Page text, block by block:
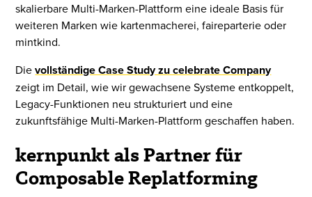
skalierbare Multi-Marken-Plattform eine ideale Basis für
weiteren Marken wie kartenmacherei, faireparterie oder
mintkind.
Dievollständige Case Study zu celebrate Company
zeigt im Detail, wie wir gewachsene Systeme entkoppelt,
Legacy-Funktionen neu strukturiert und eine
zukunftsfähige Multi-Marken-Plattform geschaffen haben.
kernpunkt als Partner für
Composable Replatforming